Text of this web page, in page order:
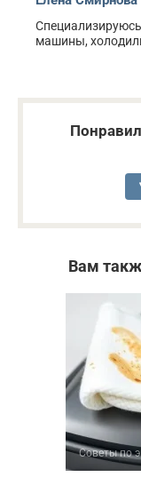
машины,
Вам
Советы по